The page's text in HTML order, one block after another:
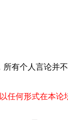
有个人言论并
任何形式在本论